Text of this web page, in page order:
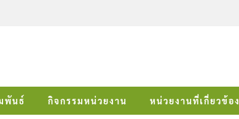
พันธ์ กิจกรรมหน่วยงาน หน่วยงานที่เกี่ยวข้อง